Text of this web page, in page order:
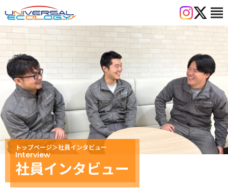
view_headline
トップページ＞社員インタビュー
Interview
社員インタビュー